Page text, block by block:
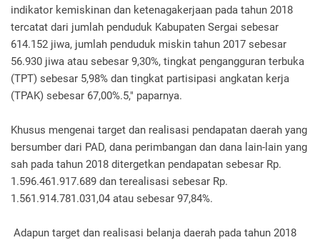
indikator kemiskinan dan ketenagakerjaan pada tahun 2018
tercatat dari jumlah penduduk Kabupaten Sergai sebesar
614.152 jiwa, jumlah penduduk miskin tahun 2017 sebesar
56.930 jiwa atau sebesar 9,30%, tingkat pengangguran terbuka
(TPT) sebesar 5,98% dan tingkat partisipasi angkatan kerja
(TPAK) sebesar 67,00%.5," paparnya.
Khusus mengenai target dan realisasi pendapatan daerah yang
bersumber dari PAD, dana perimbangan dan dana lain-lain yang
sah pada tahun 2018 ditergetkan pendapatan sebesar Rp.
1.596.461.917.689 dan terealisasi sebesar Rp.
1.561.914.781.031,04 atau sebesar 97,84%.
Adapun target dan realisasi belanja daerah pada tahun 2018